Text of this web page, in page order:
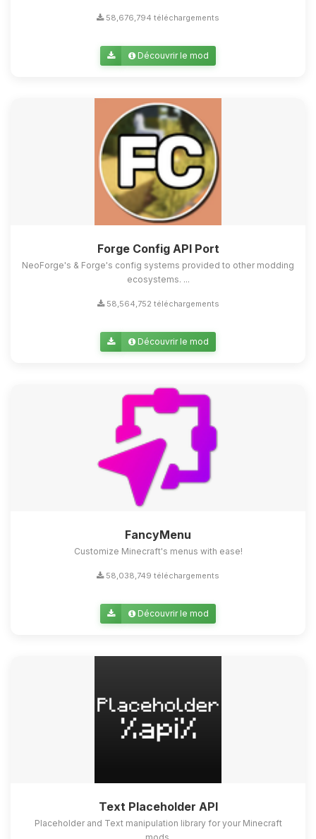
58,676,794 téléchargements
Découvrir le mod
Forge Config API Port
NeoForge's & Forge's config systems provided to other modding
ecosystems. ...
58,564,752 téléchargements
Découvrir le mod
FancyMenu
Customize Minecraft's menus with ease!
58,038,749 téléchargements
Découvrir le mod
Text Placeholder API
Placeholder and Text manipulation library for your Minecraft